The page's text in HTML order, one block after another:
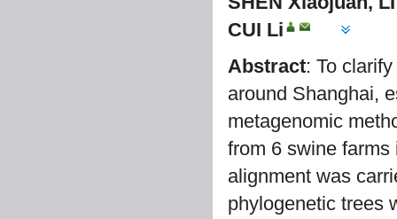
CUI Li
Abstract: To
around Shanghai,
metagenomic
from 6 swine
alignment was
phylogenetic trees